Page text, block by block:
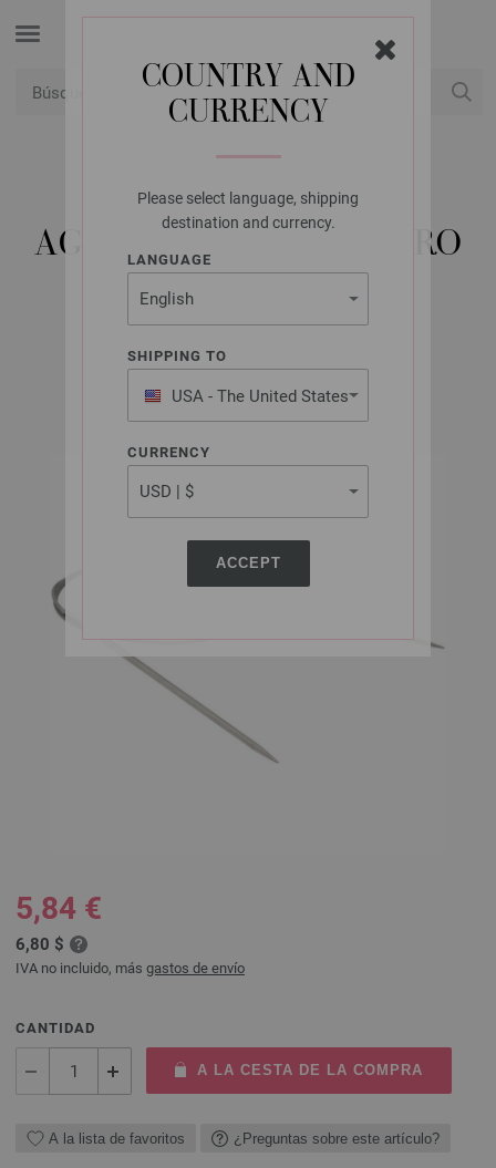
COUNTRY AND
CURRENCY
Please select language, shipping
destination and currency.
LANGUAGE
SHIPPING TO
USA - The United States
of America
CURRENCY
ACCEPT
LANA GROSSA
AGUJA CIRCULAR ACERO
INOXIDABLE NO.
3,5/100CM
5,84 €
6,80 $
IVA no incluido, más gastos de envío
CANTIDAD
A LA CESTA DE LA COMPRA
A la lista de favoritos ¿Preguntas sobre este artículo?